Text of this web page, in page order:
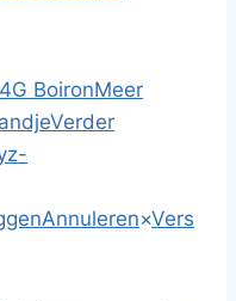
BoironMeer
Verder
Annuleren×Vers